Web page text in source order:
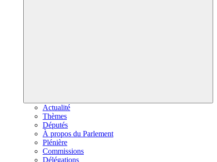
Actualité
Thèmes
Députés
À propos du Parlement
Plénière
Commissions
Délégations